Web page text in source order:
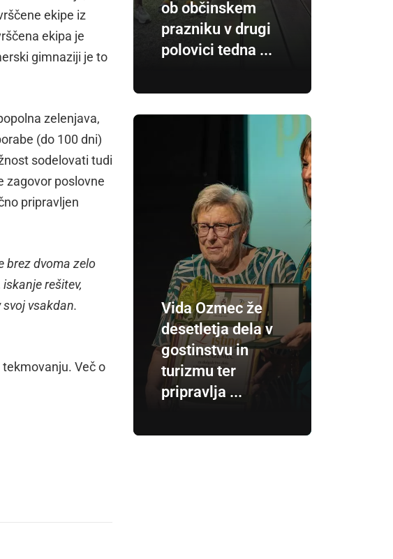
ekipe iz
ekipa je
gimnaziji je to
zelenjava,
(do 100 dni)
sodelovati tudi
zagovor poslovne
pripravljen
brez dvoma zelo
rešitev,
vsakdan.
Več o
ob občinskem
prazniku v drugi
polovici tedna ...
Vida Ozmec že
desetletja dela v
gostinstvu in
turizmu ter
pripravlja ...